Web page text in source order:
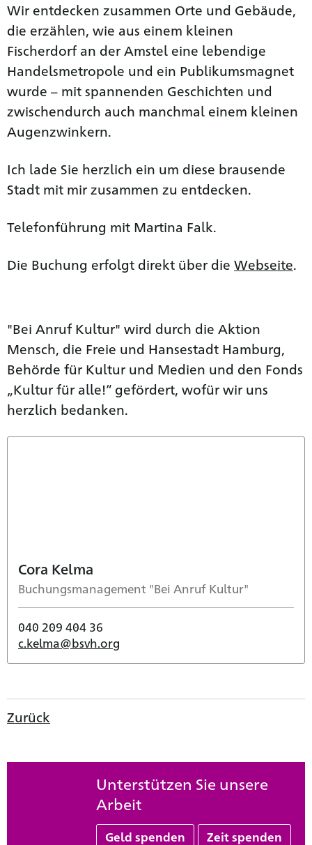
Wir entdecken zusammen Orte und Gebäude,
die erzählen, wie aus einem kleinen
Fischerdorf an der Amstel eine lebendige
Handelsmetropole und ein Publikumsmagnet
wurde – mit spannenden Geschichten und
zwischendurch auch manchmal einem kleinen
Augenzwinkern.
Ich lade Sie herzlich ein um diese brausende
Stadt mit mir zusammen zu entdecken.
Telefonführung mit Martina Falk.
Die Buchung erfolgt direkt über die Webseite.
"Bei Anruf Kultur" wird durch die Aktion
Mensch, die Freie und Hansestadt Hamburg,
Behörde für Kultur und Medien und den Fonds
„Kultur für alle!“ gefördert, wofür wir uns
herzlich bedanken.
Cora Kelma
Buchungsmanagement "Bei Anruf Kultur"
040 209 404 36
c.kelma@bsvh.org
Zurück
Unterstützen Sie unsere
Arbeit
Geld spenden Zeit spenden